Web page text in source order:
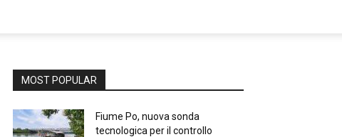
MOST POPULAR
Fiume Po, nuova sonda
tecnologica per il controllo